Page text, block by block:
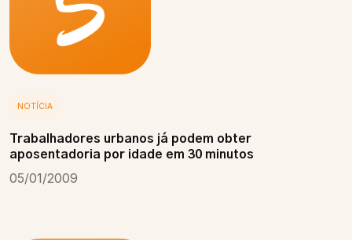
NOTÍCIA
Trabalhadores urbanos já podem obter
aposentadoria por idade em 30 minutos
05/01/2009